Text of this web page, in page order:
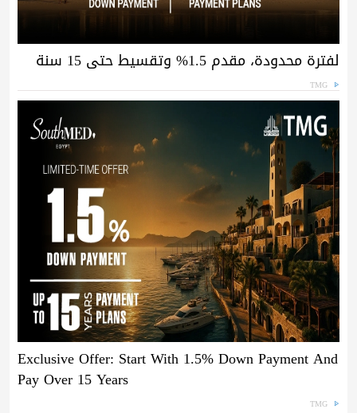
لفترة محدودة، مقدم 1.5% وتقسيط حتى 15 سنة
TMG
Exclusive Offer: Start With 1.5% Down Payment And
Pay Over 15 Years
TMG